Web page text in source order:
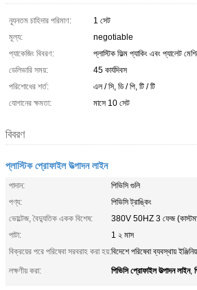
ন্যূনতম চাহিদার পরিমাণ:
1 সেট
মূল্য:
negotiable
প্যাকেজিং বিবরণ:
প্লাস্টিক ফিল্ম প্যাকিং এবং প্যালেট
ডেলিভারি সময়:
45 কার্যদিবস
পরিশোধের শর্ত:
এল / সি, ডি / পি, টি / টি
যোগানের ক্ষমতা:
মাসে 10 সেট
বিবরণ
প্লাস্টিক প্রোফাইল উত্পাদন লাইন
পাদান:
পিভিসি গুলি
পণ্য:
পিভিসি ট্রাঙ্কিং
ভোল্টেজ, বৈদ্যুতিক একক বিশেষ:
380V 50HZ 3 ফেজ
পাটা:
1 ২ মাস
বিক্রয়ের পরে পরিষেবা সরবরাহ করা হয়:বিদেশে পরিষেবা ব্যবস্থায়
লক্ষণীয় করা:
পিভিসি প্রোফাইল উত্পাদন লাইন,